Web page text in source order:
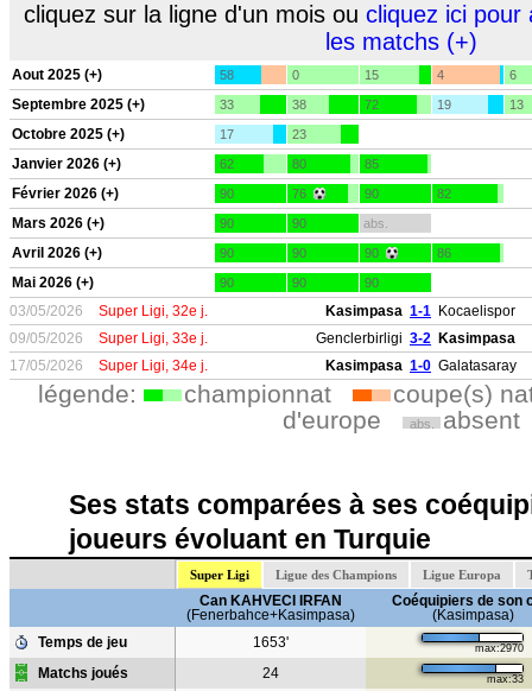
cliquez sur la ligne d'un mois ou cliquez ici pour
les matchs (+)
Aout 2025 (+) 58 0 15 4 6
Septembre 2025 (+) 33 38 72 19 13
Octobre 2025 (+) 17 23
Janvier 2026 (+) 62 80 85
Février 2026 (+) 90 76 90 82
Mars 2026 (+) 90 90 abs.
Avril 2026 (+) 90 90 90 86
Mai 2026 (+) 90 90 90
03/05/2026 Super Ligi, 32e j. Kasimpasa 1-1 Kocaelispor
09/05/2026
Super Ligi, 33e j. Genclerbirligi 3-2 Kasimpasa
17/05/2026
Super Ligi, 34e j. Kasimpasa 1-0 Galatasaray
légende: championnat
coupe(s)
d'europe
abs. absent
Ses stats comparées à ses
joueurs évoluant en Turquie
Super Ligi Ligue des Champions Ligue Europa
Can KAHVECI IRFAN
(Fenerbahce+Kasimpasa)
Coéquipiers de son
(Kasimpasa)
Temps de jeu
1653' max:2970
Matchs joués 24 max:33